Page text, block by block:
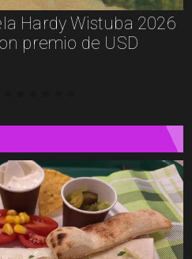
los libros: Pablito
Callejera